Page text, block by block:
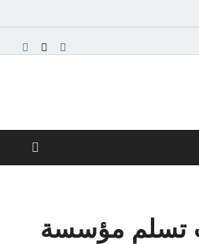
تسلم مؤسسة